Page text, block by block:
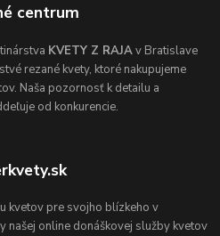
centrum
KVETY Z RAJAv Bratislave
rezané kvety, ktoré nakupujeme
Naša pozornosť k detailu a
od konkurencie.
kvetov pre svojho blízkeho v
našej online donáškovej služby kvetov